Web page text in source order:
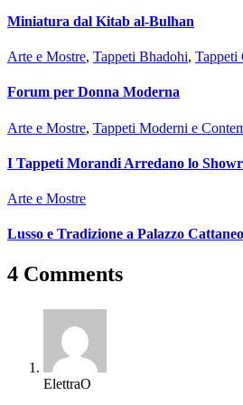
Miniatura dal Kitab al-Bulhan
Arte e Mostre, Tappeti Bhadohi, Tappeti
Forum per Donna Moderna
Arte e Mostre, Tappeti Moderni e
I Tappeti Morandi Arredano lo
Arte e Mostre
Lusso e Tradizione a Palazzo Cattaneo
4 Comments
ElettraO